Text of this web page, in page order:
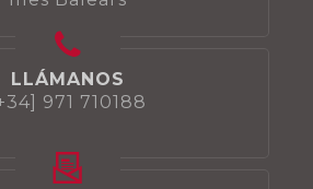
LLÁMANOS
971 710188